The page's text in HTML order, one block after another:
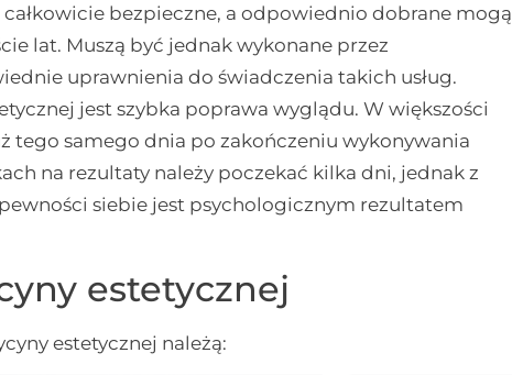
bezpieczne, a odpowiednio dobrane mogą
lat. Muszą być jednak wykonane przez
uprawnienia do świadczenia takich usług.
jest szybka poprawa wyglądu. W większości
tego samego dnia po zakończeniu wykonywania
na rezultaty należy poczekać kilka dni, jednak z
siebie jest psychologicznym rezultatem
estetycznej
estetycznej należą: